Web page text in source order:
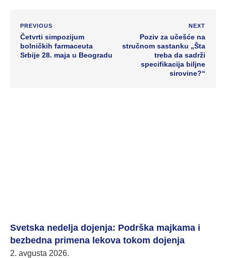
PREVIOUS
Četvrti simpozijum
bolničkih farmaceuta
Srbije 28. maja u Beogradu
NEXT
Poziv za učešće na
stručnom sastanku „Šta
treba da sadrži
specifikacija biljne
sirovine?“
Svetska nedelja dojenja: Podrška majkama i
bezbedna primena lekova tokom dojenja
2. avgusta 2026.